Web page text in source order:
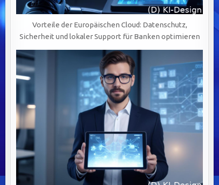
Vorteile der Europäischen Cloud: Datenschutz,
Sicherheit und lokaler Support für Banken optimieren